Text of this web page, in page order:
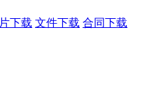
下载 文件下载 合同下载